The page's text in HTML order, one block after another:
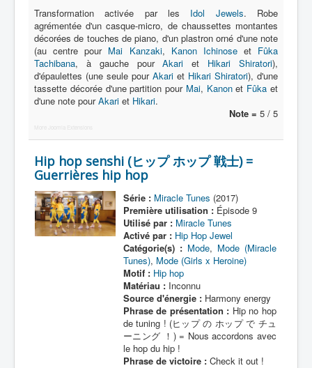
Objets
Lieux
Épisodes
Chronologie
Entourage
Dokudokudan
Autre
Transformation activée par les Idol Jewels. Robe
agrémentée d'un casque-micro, de chaussettes montantes
décorées de touches de piano, d'un plastron orné d'une note
(au centre pour Mai Kanzaki, Kanon Ichinoseet Fûka
Tachibana, à gauche pourAkari et Hikari Shiratori),
d'épaulettes (une seule pour Akari et Hikari Shiratori), d'une
tassette décorée d'une partition pour Mai, Kanonet Fûka et
d'une note pourAkari et Hikari.
Note = 5 / 5
More Joomla Extensions
Hip hop senshi (ヒップ ホップ 戦士) =
Guerrières hip hop
Série : Miracle Tunes (2017)
Première utilisation :Épisode 9
Utilisé par : Miracle Tunes
Activé par : Hip Hop Jewel
Catégorie(s) : Mode, Mode (Miracle
Tunes), Mode (Girls x Heroine)
Motif : Hip hop
Matériau :Inconnu
Source d'énergie :Harmony energy
Phrase de présentation : Hip no hop
de tuning ! (ヒップ の ホップ で チュ
ーニング ！) = Nous accordons avec
le hop du hip !
Phrase de victoire :Check it out !